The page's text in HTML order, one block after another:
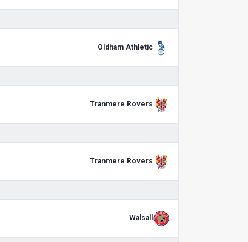
Oldham Athletic
Tranmere Rovers
Tranmere Rovers
Walsall